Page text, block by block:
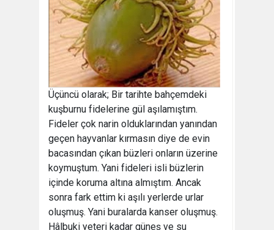
Üçüncü olarak; Bir tarihte bahçemdeki
kuşburnu fidelerine gül aşılamıştım.
Fideler çok narin olduklarından yanından
geçen hayvanlar kırmasın diye de evin
bacasından çıkan büzleri onların üzerine
koymuştum. Yani fideleri isli büzlerin
içinde koruma altına almıştım. Ancak
sonra fark ettim ki aşılı yerlerde urlar
oluşmuş. Yani buralarda kanser oluşmuş.
Hâlbuki yeteri kadar güneş ve su